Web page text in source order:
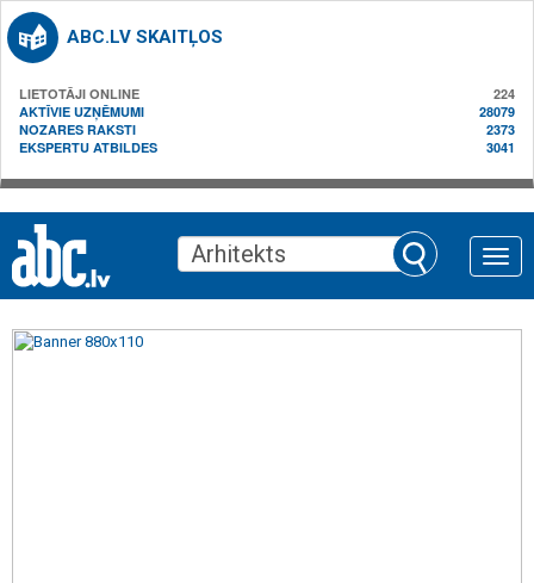
ABC.LV SKAITĻOS
LIETOTĀJI ONLINE
224
AKTĪVIE UZŅĒMUMI
28079
NOZARES RAKSTI
2373
EKSPERTU ATBILDES
3041
Toggle